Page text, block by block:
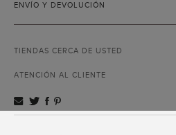
ENVÍO Y DEVOLUCIÓN
TIENDAS CERCA DE USTED
ATENCIÓN AL CLIENTE